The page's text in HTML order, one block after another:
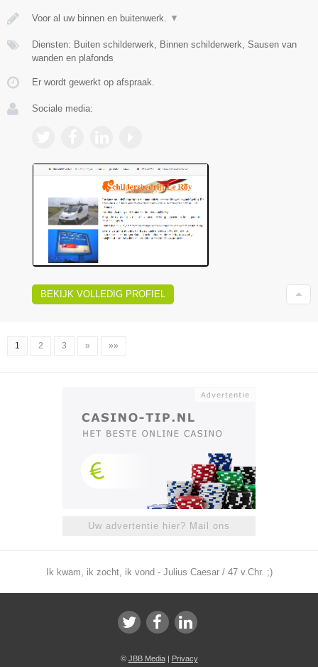
Voor al uw binnen en buitenwerk. ▼
Diensten: Buiten schilderwerk, Binnen schilderwerk, Sausen van
wanden en plafonds
Er wordt gewerkt op afspraak.
Sociale media:
BEKIJK VOLLEDIG PROFIEL
1 2 3 » »»
Uw advertentie hier? Mail ons
Ik kwam, ik zocht, ik vond - Julius Caesar / 47 v.Chr. ;)
© JBB Media| Privacy